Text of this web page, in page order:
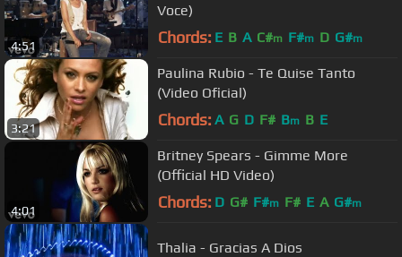
4:51
Voce)
Chords: E B A C#m F#m D G#m
3:21
Paulina Rubio - Te Quise Tanto
(Video Oficial)
Chords: A G D F# Bm B E
4:01
Britney Spears - Gimme More
(Official HD Video)
Chords: D G# F#m F# E A G#m
Thalia - Gracias A Dios